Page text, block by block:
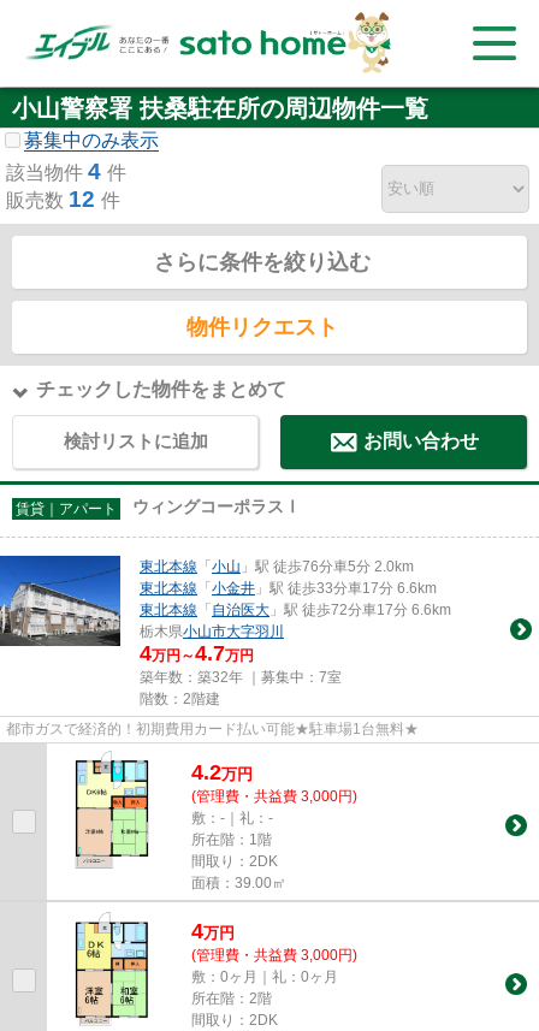
小山警察署 扶桑駐在所の周辺物件一覧
募集中のみ表示
該当物件 4 件
販売数 12 件
さらに条件を絞り込む
物件リクエスト
チェックした物件をまとめて
検討リストに追加 お問い合わせ
賃貸｜アパート ウィングコーポラスⅠ
東北本線 「小山 」駅 徒歩76分車5分 2.0km
東北本線 「小金井 」駅 徒歩33分車17分 6.6km
東北本線 「自治医大 」駅 徒歩72分車17分 6.6km
栃木県小山市大字羽川
4万円～4.7万円
築年数：築32年 ｜募集中： 7室
階数：2階建
都市ガスで経済的！初期費用カード払い可能★駐車場1台無料★
4.2万円
(管理費・共益費 3,000円)
敷：-｜礼：-
所在階：1階
間取り：2DK
面積：39.00㎡
4万円
(管理費・共益費 3,000円)
敷：0ヶ月｜礼：0ヶ月
所在階：2階
間取り：2DK